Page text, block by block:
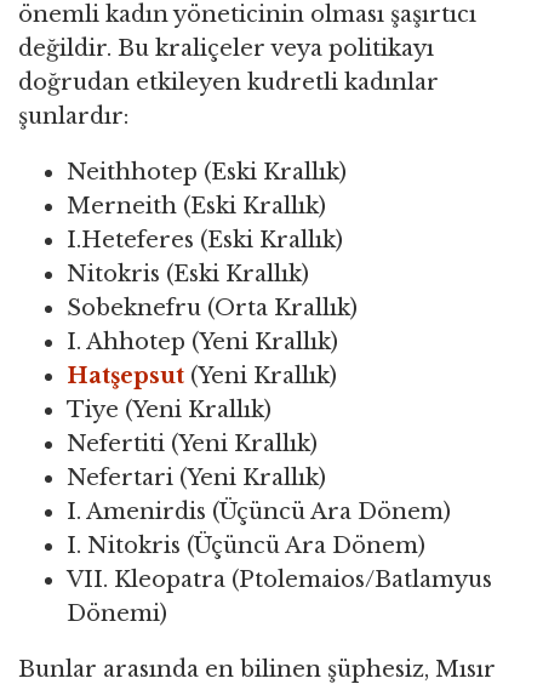
önemli kadın yöneticinin olması şaşırtıcı
değildir. Bu kraliçeler veya politikayı
doğrudan etkileyen kudretli kadınlar
şunlardır:
Neithhotep (Eski Krallık)
Merneith (Eski Krallık)
I.Heteferes (Eski Krallık)
Nitokris (Eski Krallık)
Sobeknefru (Orta Krallık)
I. Ahhotep (Yeni Krallık)
Hatşepsut (Yeni Krallık)
Tiye (Yeni Krallık)
Nefertiti (Yeni Krallık)
Nefertari (Yeni Krallık)
I. Amenirdis (Üçüncü Ara Dönem)
I. Nitokris (Üçüncü Ara Dönem)
VII. Kleopatra (Ptolemaios/Batlamyus
Dönemi)
Bunlar arasında en bilinen şüphesiz, Mısır